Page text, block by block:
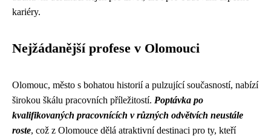
kariéry.
Nejžádanější profese v Olomouci
Olomouc, město s bohatou historií a pulzující současností, nabízí
širokou škálu pracovních příležitostí. Poptávka po
kvalifikovaných pracovnících v různých odvětvích neustále
roste, což z Olomouce dělá atraktivní destinaci pro ty, kteří